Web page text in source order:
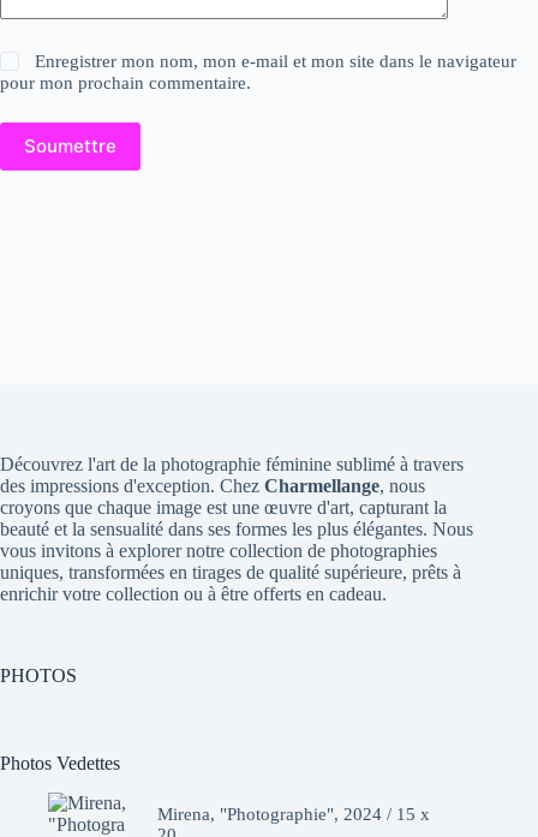
Enregistrer mon nom, mon e-mail et mon site dans le navigateur
pour mon prochain commentaire.
Soumettre
Découvrez l'art de la photographie féminine sublimé à travers
des impressions d'exception. Chez Charmellange, nous
croyons que chaque image est une œuvre d'art, capturant la
beauté et la sensualité dans ses formes les plus élégantes. Nous
vous invitons à explorer notre collection de photographies
uniques, transformées en tirages de qualité supérieure, prêts à
enrichir votre collection ou à être offerts en cadeau.
PHOTOS
Photos Vedettes
Mirena, "Photographie", 2024 / 15 x